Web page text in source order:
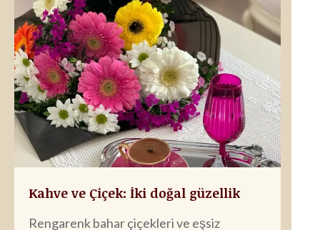
Kahve ve Çiçek: İki doğal güzellik
Rengarenk bahar çiçekleri ve eşsiz